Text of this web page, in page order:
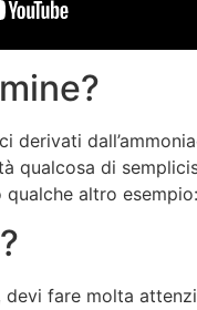
derivati
qualcosa di
qualche altro esempio:
devi fare molta